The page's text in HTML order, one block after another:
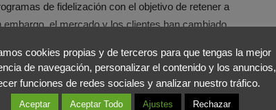
de fidelización con el objetivo de retener a
el mercado y los clientes han cambiado
o presionados.
enfocar sus políticas de fidelización en el cliente,
de mercado».
cookies propias y de terceros para que tengas la mejor
de navegación, personalizar el contenido y los anuncios,
funciones de redes sociales y analizar nuestro tráfico.
Aceptar Aceptar Todo Ajustes Rechazar